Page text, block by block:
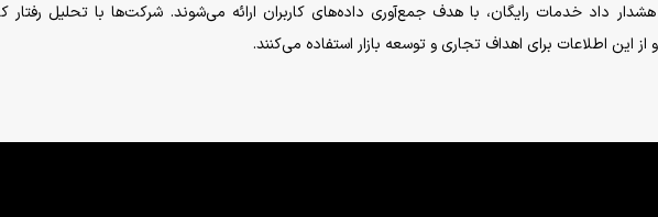
خدمات رایگان، با هدف جمع‌آوری داده‌های کاربران ارائه می‌شوند. شرکت‌ها با تحلیل رفتار
این اطلاعات برای اهداف تجاری و توسعه بازار استفاده می‌کنند.